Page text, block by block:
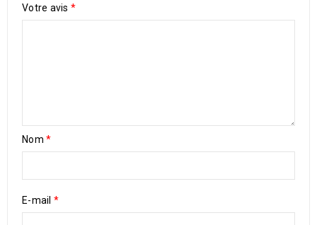
Votre avis *
Nom *
E-mail *